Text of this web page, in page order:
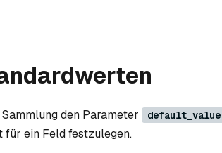
den Parameter default_value
für ein Feld festzulegen.